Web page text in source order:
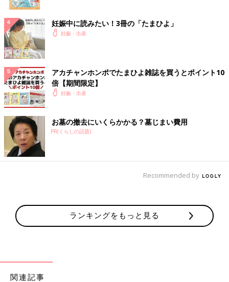
●いつでもどこでも HAPPY 名づけガイドBOOK
妊娠中に読みたい！3冊の「たまひよ」
妊娠・出産
アカチャンホンポでたまひよ雑誌を買うとポイント10
倍【期間限定】
妊娠・出産
お墓の撤去にいくらかかる？墓じまい費用
PR(くらしの話題)
Recommended by
ランキングをもっと見る
関連記事